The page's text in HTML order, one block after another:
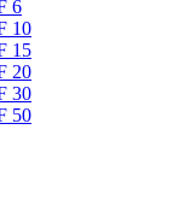
6
10
15
20
30
50